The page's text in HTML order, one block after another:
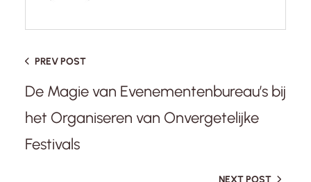
PREV POST
De Magie van Evenementenbureau’s bij
het Organiseren van Onvergetelijke
Festivals
NEXT POST